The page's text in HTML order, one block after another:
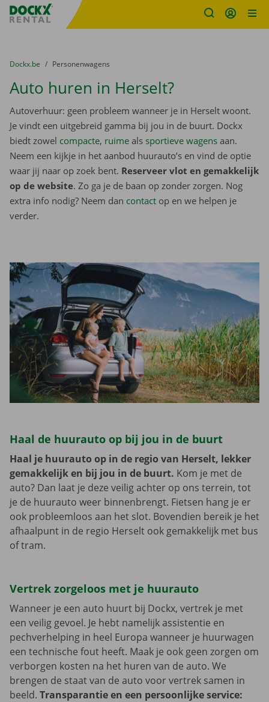
Fratello DEMO
U bevindt zich hier:
van
Dockx.be naar
Personenwagens
Auto huren in Herselt?
Autoverhuur: geen probleem wanneer je in Herselt woont.
Je vindt een uitgebreid gamma bij jou in de buurt. Dockx
biedt zowel compacte, ruime als sportieve wagens aan.
Neem een kijkje in het aanbod huurauto’s en vind de optie
waar jij naar op zoek bent. Reserveer vlot en gemakkelijk
op de website. Zo ga je de baan op zonder zorgen. Nog
extra info nodig? Neem dan contact op en we helpen je
verder.
Haal de huurauto op bij jou in de buurt
Haal je huurauto op in de regio van Herselt, lekker
gemakkelijk en bij jou in de buurt. Kom je met de
auto? Dan laat je deze veilig achter op ons terrein, tot
je de huurauto weer binnenbrengt. Fietsen hang je er
ook probleemloos aan het slot. Bovendien bereik je het
afhaalpunt in de regio Herselt ook gemakkelijk met bus
of tram.
Vertrek zorgeloos met je huurauto
Wanneer je een auto huurt bij Dockx, vertrek je met
een veilig gevoel. Je hebt namelijk assistentie en
pechverhelping in heel Europa wanneer je huurwagen
een technische fout heeft. Maak je ook geen zorgen om
verborgen kosten na het huren van de auto. We
brengen de staat van de auto voor vertrek samen in
beeld. Transparantie en een persoonlijke service: